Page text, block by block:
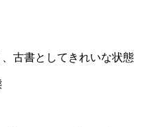
古書としてきれいな状態